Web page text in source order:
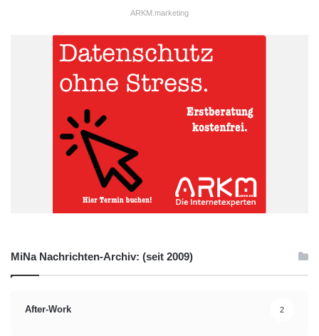
ARKM.marketing
MiNa Nachrichten-Archiv: (seit 2009)
After-Work 2